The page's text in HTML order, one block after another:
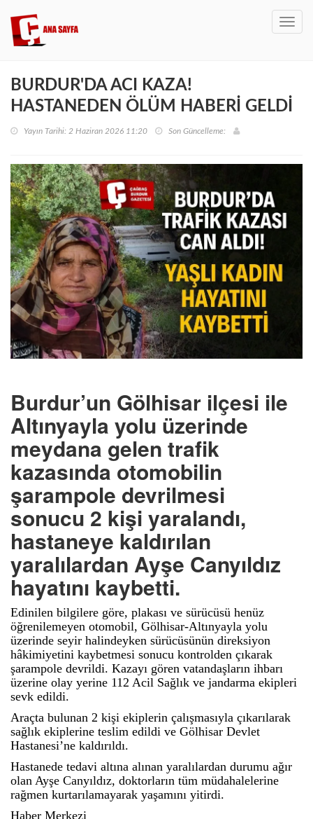
BURDUR'DA ACI KAZA!
HASTANEDEN ÖLÜM HABERİ GELDİ
Yayın Tarihi: 2 Haziran 2026 11:20 Son Güncelleme:
Burdur’un Gölhisar ilçesi ile
Altınyayla yolu üzerinde
meydana gelen trafik
kazasında otomobilin
şarampole devrilmesi
sonucu 2 kişi yaralandı,
hastaneye kaldırılan
yaralılardan Ayşe Canyıldız
hayatını kaybetti.
Edinilen bilgilere göre, plakası ve sürücüsü henüz
öğrenilemeyen otomobil, Gölhisar-Altınyayla yolu
üzerinde seyir halindeyken sürücüsünün direksiyon
hâkimiyetini kaybetmesi sonucu kontrolden çıkarak
şarampole devrildi. Kazayı gören vatandaşların ihbarı
üzerine olay yerine 112 Acil Sağlık ve jandarma ekipleri
sevk edildi.
Araçta bulunan 2 kişi ekiplerin çalışmasıyla çıkarılarak
sağlık ekiplerine teslim edildi ve Gölhisar Devlet
Hastanesi’ne kaldırıldı.
Hastanede tedavi altına alınan yaralılardan durumu ağır
olan Ayşe Canyıldız, doktorların tüm müdahalelerine
rağmen kurtarılamayarak yaşamını yitirdi.
Haber Merkezi